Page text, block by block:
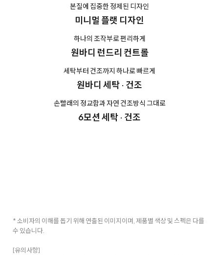
본질에 집중한 정제된 디자인
미니멀 플랫 디자인
하나의 조작부로 편리하게
원바디 런드리 컨트롤
세탁부터 건조까지 하나로 빠르게
원바디 세탁 · 건조
손빨래의 정교함과 자연 건조방식 그대로
6모션 세탁 · 건조
* 소비자의 이해를 돕기 위해 연출된 이미지이며, 제품별 색상 및 스펙은 다를
수 있습니다.
[유의사항]